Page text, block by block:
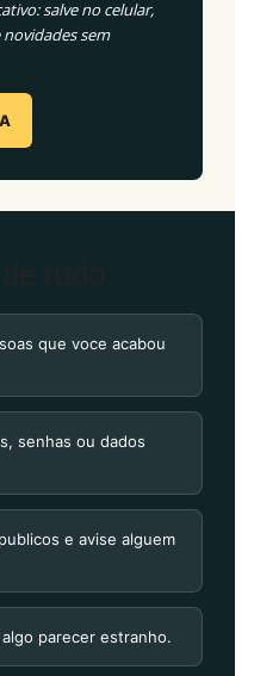
salve no celular,
sem
que voce acabou
senhas ou dados
e avise alguem
parecer estranho.